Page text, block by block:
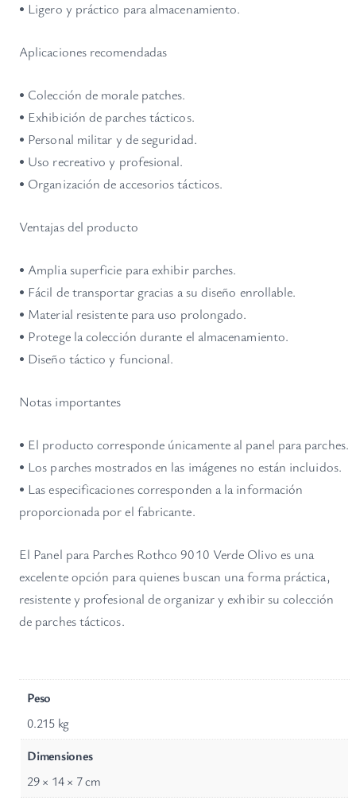
• Ligero y práctico para almacenamiento.
Aplicaciones recomendadas
• Colección de morale patches.
• Exhibición de parches tácticos.
• Personal militar y de seguridad.
• Uso recreativo y profesional.
• Organización de accesorios tácticos.
Ventajas del producto
• Amplia superficie para exhibir parches.
• Fácil de transportar gracias a su diseño enrollable.
• Material resistente para uso prolongado.
• Protege la colección durante el almacenamiento.
• Diseño táctico y funcional.
Notas importantes
• El producto corresponde únicamente al panel para parches.
• Los parches mostrados en las imágenes no están incluidos.
• Las especificaciones corresponden a la información
proporcionada por el fabricante.
El Panel para Parches Rothco 9010 Verde Olivo es una
excelente opción para quienes buscan una forma práctica,
resistente y profesional de organizar y exhibir su colección
de parches tácticos.
Peso
0.215 kg
Dimensiones
29 × 14 × 7 cm